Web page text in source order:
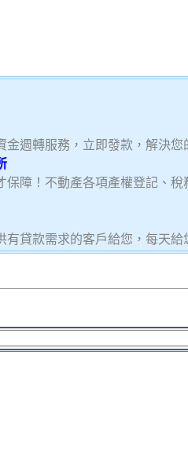
金週轉服務，立即發款，解決您
保障！不動產各項產權登記、
有貸款需求的客戶給您，每天